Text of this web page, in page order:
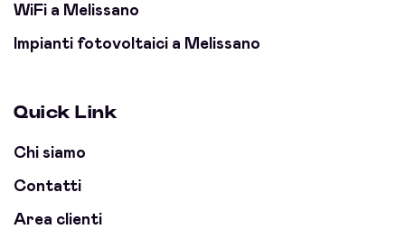
WiFi a Melissano
Impianti fotovoltaici a Melissano
Quick Link
Chi siamo
Contatti
Area clienti